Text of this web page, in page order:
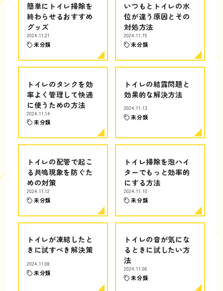
簡単にトイレ掃除を
終わらせるおすすめ
グッズ
2024.11.21
未分類
いつもとトイレの水
位が違う原因とその
対処方法
2024.11.15
未分類
トイレのタンクを効
率よく管理して快適
に使うための方法
2024.11.14
未分類
トイレの結露問題と
効果的な解決方法
2024.11.13
未分類
トイレの配管で起こ
る共鳴現象を防ぐた
めの対策
2024.11.12
未分類
トイレ掃除を泡ハイ
ターでもっと効率的
にする方法
2024.11.10
未分類
トイレが凍結したと
きに試すべき解決策
2024.11.08
未分類
トイレの音が気にな
るときに試したい方
法
2024.11.06
未分類